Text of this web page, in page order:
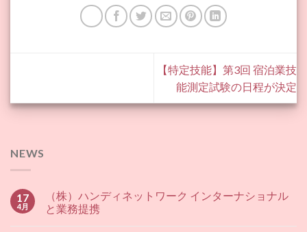
【特定技能】第3回 宿泊業技
能測定試験の日程が決定
NEWS
17
4月
（株）ハンディネットワーク インターナショナル
と業務提携